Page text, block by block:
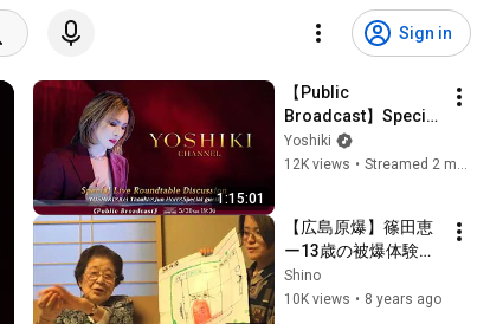
Sign in
1:15:01
【Public
Broadcast】Special
Roundtable
Discussion |
Special Guest
Yoshiki
12K views • Streamed 2 months ago
【広島原爆】篠田恵
ー13歳の被爆体験
【第二次世界大戦】
Shino
10K views • 8 years ago